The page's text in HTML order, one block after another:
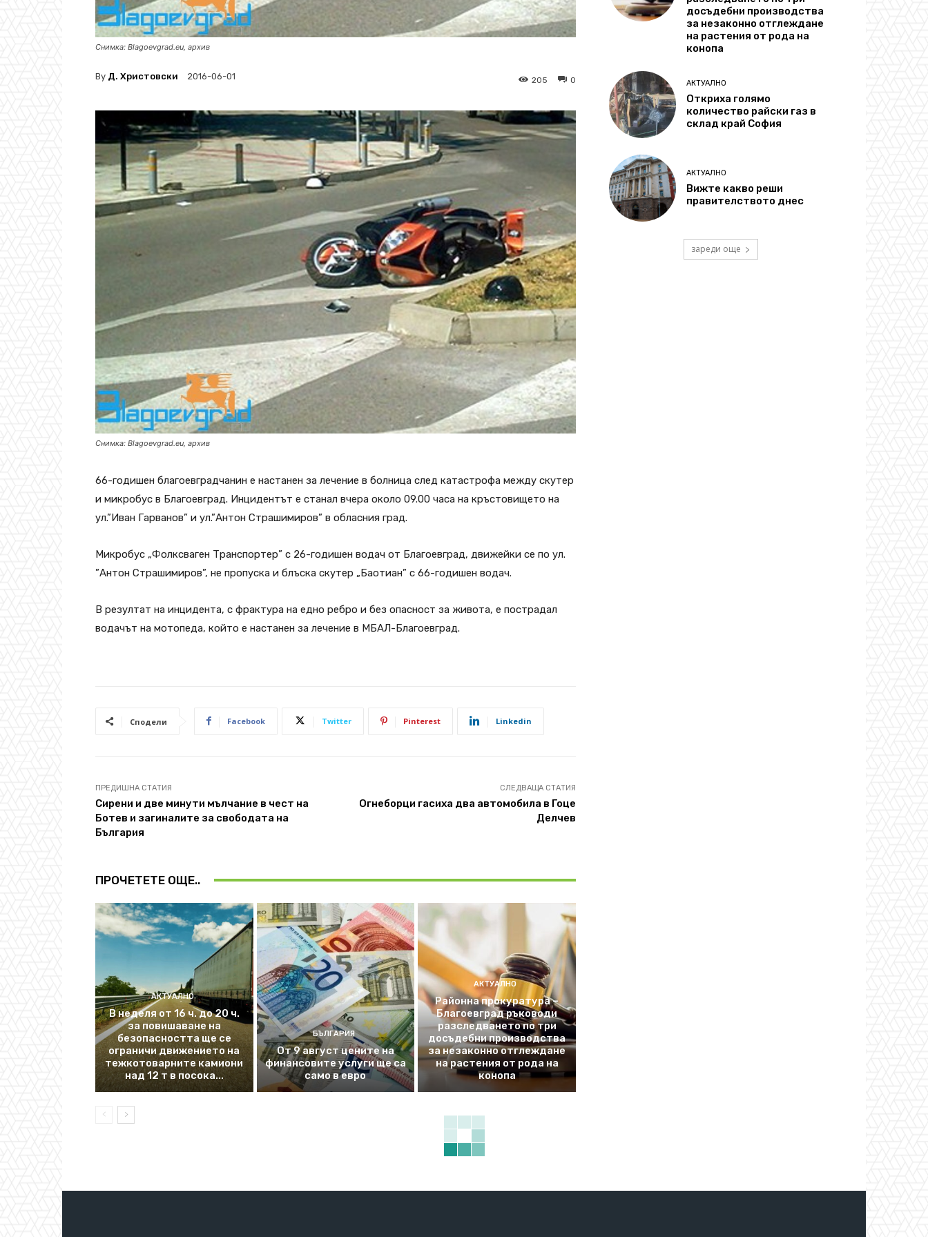
Снимка: Blagoevgrad.eu, архив
By Д. Христовски 2016-06-01 0
205
Снимка: Blagoevgrad.eu, архив
66-годишен благоевградчанин е настанен за лечение в болница след катастрофа между скутер
и микробус в Благоевград. Инцидентът е станал вчера около 09.00 часа на кръстовището на
ул.”Иван Гарванов” и ул.”Антон Страшимиров” в обласния град.
Микробус „Фолксваген Транспортер” с 26-годишен водач от Благоевград, движейки се по ул.
”Антон Страшимиров”, не пропуска и блъска скутер „Баотиан” с 66-годишен водач.
В резултат на инцидента, с фрактура на едно ребро и без опасност за живота, е пострадал
водачът на мотопеда, който е настанен за лечение в МБАЛ-Благоевград.
Сподели Facebook Twitter Pinterest Linkedin
ПРЕДИШНА СТАТИЯ
Сирени и две минути мълчание в чест на
Ботев и загиналите за свободата на
България
СЛЕДВАЩА СТАТИЯ
Огнеборци гасиха два автомобила в Гоце
Делчев
ПРОЧЕТЕТЕ ОЩЕ..
АКТУАЛНО
В неделя от 16 ч. до 20 ч.
за повишаване на
безопасността ще се
ограничи движението на
тежкотоварните камиони
над 12 т в посока...
БЪЛГАРИЯ
От 9 август цените на
финансовите услуги ще са
само в евро
АКТУАЛНО
Районна прокуратура –
Благоевград ръководи
разследването по три
досъдебни производства
за незаконно отглеждане
на растения от рода на
конопа
досъдебни производства
за незаконно отглеждане
на растения от рода на
конопа
АКТУАЛНО
Откриха голямо
количество райски газ в
склад край София
АКТУАЛНО
Вижте какво реши
правителството днес
зареди още